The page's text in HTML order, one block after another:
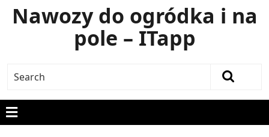
Nawozy do ogródka i na
pole – ITapp